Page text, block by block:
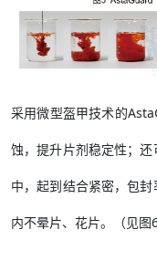
采用微型盔甲技术的
蚀，提升片剂稳定性；
中，起到结合紧密，包
内不晕片、花片。（见图6